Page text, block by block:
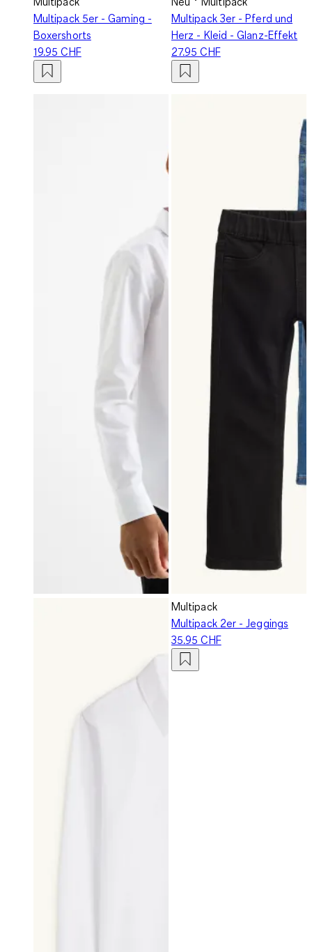
Multipack 5er - Gaming -
Boxershorts
19.95 CHF
Multipack 3er - Pferd und
Herz - Kleid - Glanz-Effekt
27.95 CHF
Multipack
Multipack 2er - Jeggings
35.95 CHF